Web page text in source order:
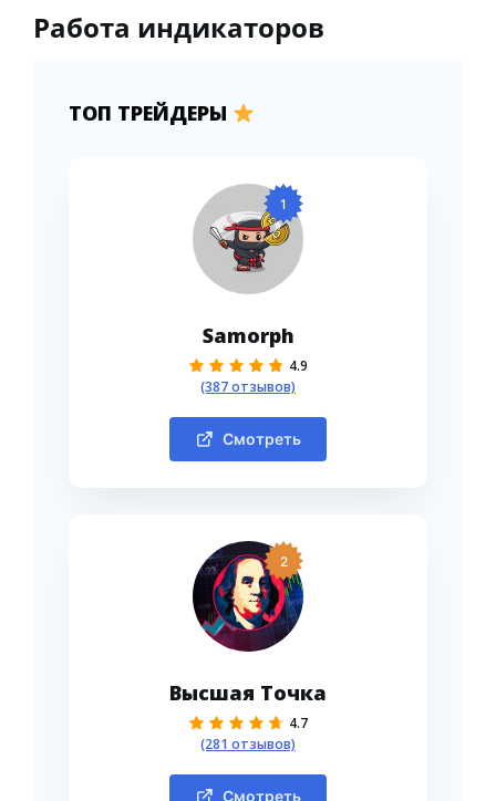
Работа индикаторов
ТОП ТРЕЙДЕРЫ
1
Samorph
4.9
(387 отзывов)
Смотреть
2
Высшая Точка
4.7
(281 отзывов)
Смотреть